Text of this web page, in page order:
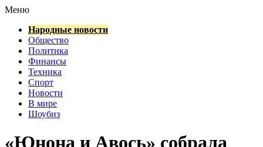
Меню
Народные новости
Общество
Политика
Финансы
Техника
Спорт
Новости
В мире
Шоубиз
«Юнона и Авось» собрала